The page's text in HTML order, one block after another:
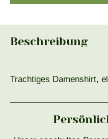
Beschreibung
Trachtiges Damenshirt,